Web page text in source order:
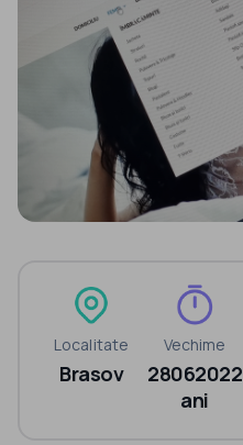
Localitate
Brasov
Vechime
28062022
ani